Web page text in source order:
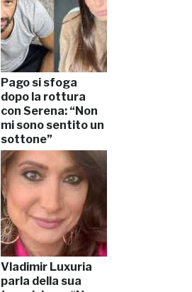
Pago si sfoga
dopo la rottura
con Serena: “Non
mi sono sentito un
sottone”
Vladimir Luxuria
parla della sua